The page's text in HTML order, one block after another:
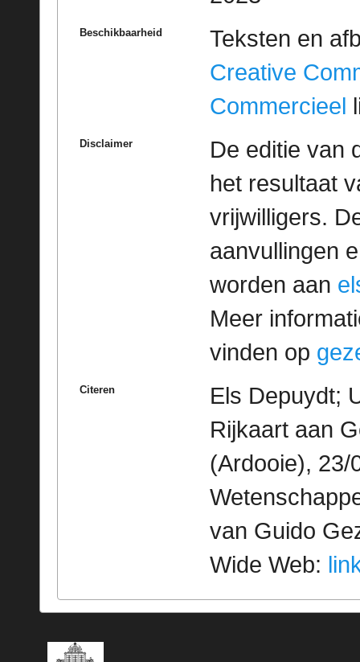
Beschikbaarheid
Teksten en
Creative
Commercieel
Disclaimer
De editie van
het resultaat
vrijwilligers.
aanvullingen
worden aan
Meer
vinden op
Citeren
Els Depuydt;
Rijkaart aan
(Ardooie), 23/
van Guido
Wide Web: